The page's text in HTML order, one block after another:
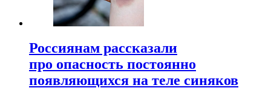
Россиянам рассказали
про опасность постоянно
появляющихся на теле синяков